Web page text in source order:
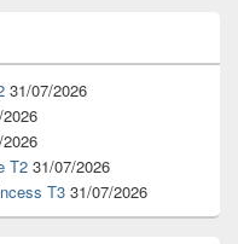
31/07/2026
T2 31/07/2026
T3 31/07/2026